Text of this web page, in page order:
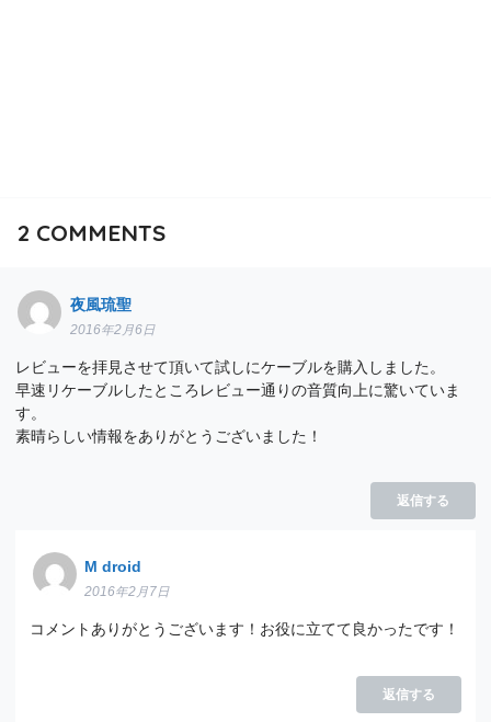
2 COMMENTS
夜風琉聖
2016年2月6日
レビューを拝見させて頂いて試しにケーブルを購入しました。
早速リケーブルしたところレビュー通りの音質向上に驚いていま
す。
素晴らしい情報をありがとうございました！
返信する
M droid
2016年2月7日
コメントありがとうございます！お役に立てて良かったです！
返信する